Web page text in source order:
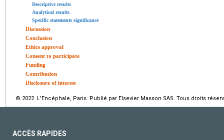
Descriptive results
Analytical results
Specific statements significance
Discussion
Conclusion
Ethics approval
Consent to participate
Funding
Contribution
Disclosure of interest
© 2022 L'Encéphale, Paris. Publié par Elsevier Masson SAS. Tous droits
ACCÈS RAPIDES